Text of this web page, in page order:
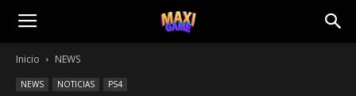
Inicio NEWS
NEWS NOTICIAS PS4